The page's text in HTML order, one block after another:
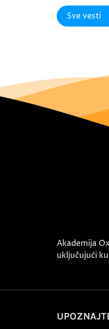
Sve vesti
Akademija
uključujući